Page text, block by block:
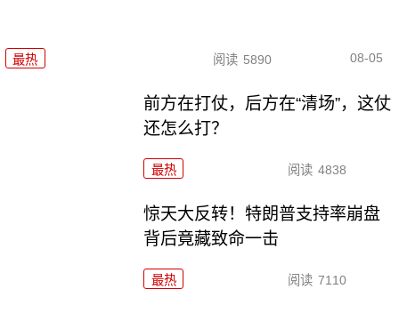
最热 阅读 5890 08-05
前方在打仗，后方在“清场”，这仗
还怎么打？
最热 阅读 4838
惊天大反转！特朗普支持率崩盘
背后竟藏致命一击
最热 阅读 7110